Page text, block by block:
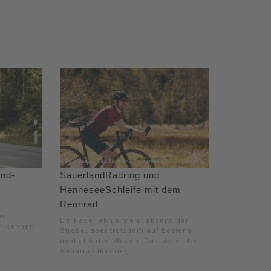
kennen
SauerlandRadring und
HenneseeSchleife mit dem
Rennrad
Ein Raderlebnis meist abseits der
Straße, aber trotzdem auf bestens
asphaltierten Wegen: Das bietet der
SauerlandRadring.